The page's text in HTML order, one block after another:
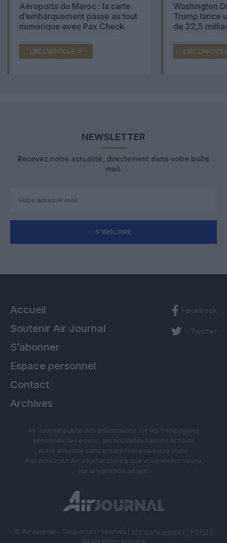
Aéroports du Maroc : la carte
d’embarquement passe au tout
numérique avec Pax Check
LIRE L'ARTICLE
Washington
Trump lance
de 22,5
LIRE
NEWSLETTER
Recevez notre actualité, directement dans votre boîte
mail.
S'INSCRIRE
Accueil
Soutenir Air Journal
S’abonner
Espace personnel
Contact
Archives